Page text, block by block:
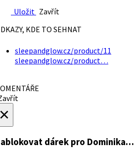
Uložit Zavřít
KDE TO SEHNAT
sleepandglow.cz/product/11
sleepandglow.cz/product…
dárek pro Dominika…